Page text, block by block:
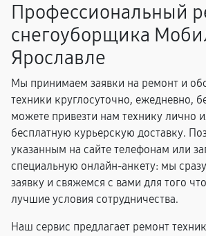
Профессиональный
снегоуборщика
Ярославле
Мы принимаем заявки на ремонт и
техники круглосуточно, ежедневно,
можете привезти нам технику лично
бесплатную курьерскую доставку.
указанным на сайте телефонам или
специальную онлайн-анкету: мы
заявку и свяжемся с вами для того
лучшие условия сотрудничества.
Наш сервис предлагает ремонт